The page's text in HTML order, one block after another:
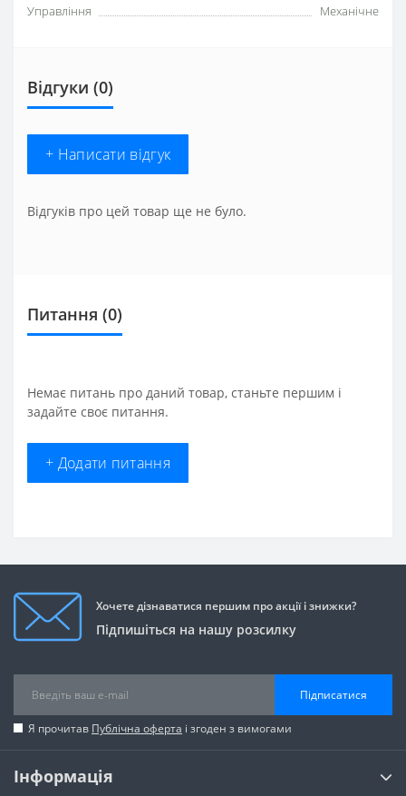
Управління
Механічне
Відгуки (0)
+ Написати відгук
Відгуків про цей товар ще не було.
Питання (0)
Немає питань про даний товар, станьте першим і
задайте своє питання.
+ Додати питання
Хочете дізнаватися першим про акції і знижки?
Підпишіться на нашу розсилку
Підписатися
Я прочитав Публічна оферта і згоден з вимогами
Інформація